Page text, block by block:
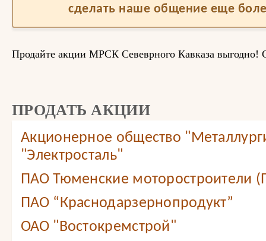
сделать наше общение еще
Продайте акции МРСК Севеврного Кавказа выгодно!
ПРОДАТЬ АКЦИИ
Акционерное общество
"Электросталь"
ПАО Тюменские моторостроители
ПАО “Краснодарзернопродукт”
ОАО "Востокремстрой"